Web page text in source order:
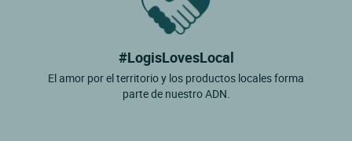
#LogisLovesLocal
El amor por el territorio y los productos locales forma
parte de nuestro ADN.